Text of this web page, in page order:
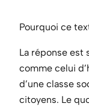
Pourquoi ce
La réponse est
comme celui
d’une classe
citoyens. Le